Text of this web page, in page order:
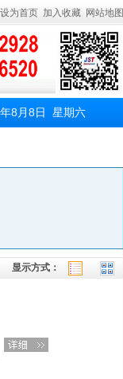
设为首页 加入收藏 网站地图
8月8日 星期六
显示方式：